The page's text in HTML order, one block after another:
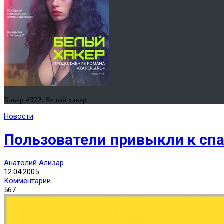
Хакер #322. Белый хакер
Новости
Пользователи привыкли к
Анатолий Ализар
12.04.2005
Комментарии
567